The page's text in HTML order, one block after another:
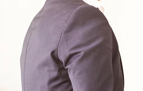
Für Angehörige
Über Oberberg
Krankheitsbilder & Therapien
Behandlungsfelder